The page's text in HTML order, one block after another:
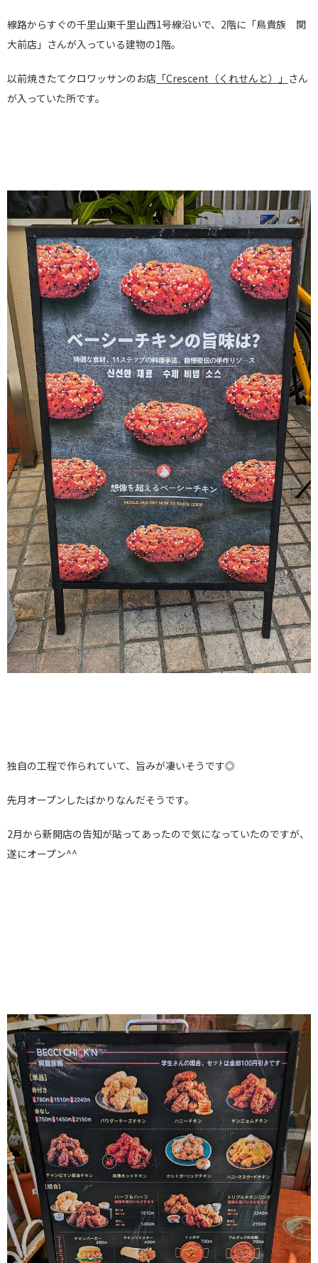
線路からすぐの千里山東千里山西1号線沿いで、2階に「鳥貴族 関
大前店」さんが入っている建物の1階。
以前焼きたてクロワッサンのお店 「Crescent（くれせんと）」 さん
が入っていた所です。
独自の工程で作られていて、旨みが凄いそうです◎
先月オープンしたばかりなんだそうです。
2月から新開店の告知が貼ってあったので気になっていたのですが、
遂にオープン^^